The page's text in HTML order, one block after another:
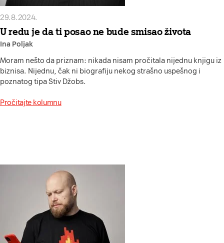
29.8.2024.
U redu je da ti posao ne bude smisao života
Ina Poljak
Moram nešto da priznam: nikada nisam pročitala nijednu knjigu iz
biznisa. Nijednu, čak ni biografiju nekog strašno uspešnog i
poznatog tipa Stiv Džobs.
Pročitajte kolumnu